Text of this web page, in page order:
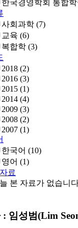
한국경영학회 통합
사회과학 (7)
교육 (6)
복합학 (3)
2018 (2)
2016 (3)
2015 (1)
2014 (4)
2009 (3)
2008 (2)
2007 (1)
한국어 (10)
영어 (1)
료
본 자료가 없습니
: 임성범(Lim